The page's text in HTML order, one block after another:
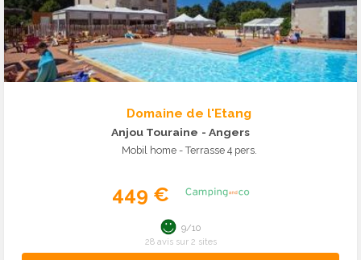
Domaine de l'Etang
Anjou Touraine - Angers
Mobil home - Terrasse 4 pers.
449 €
9/10
28 avis sur 2 sites